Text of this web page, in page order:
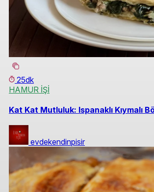
25dk
HAMUR İŞİ
Kat Kat Mutluluk: Ispanaklı Kıymalı
evdekendinpisir